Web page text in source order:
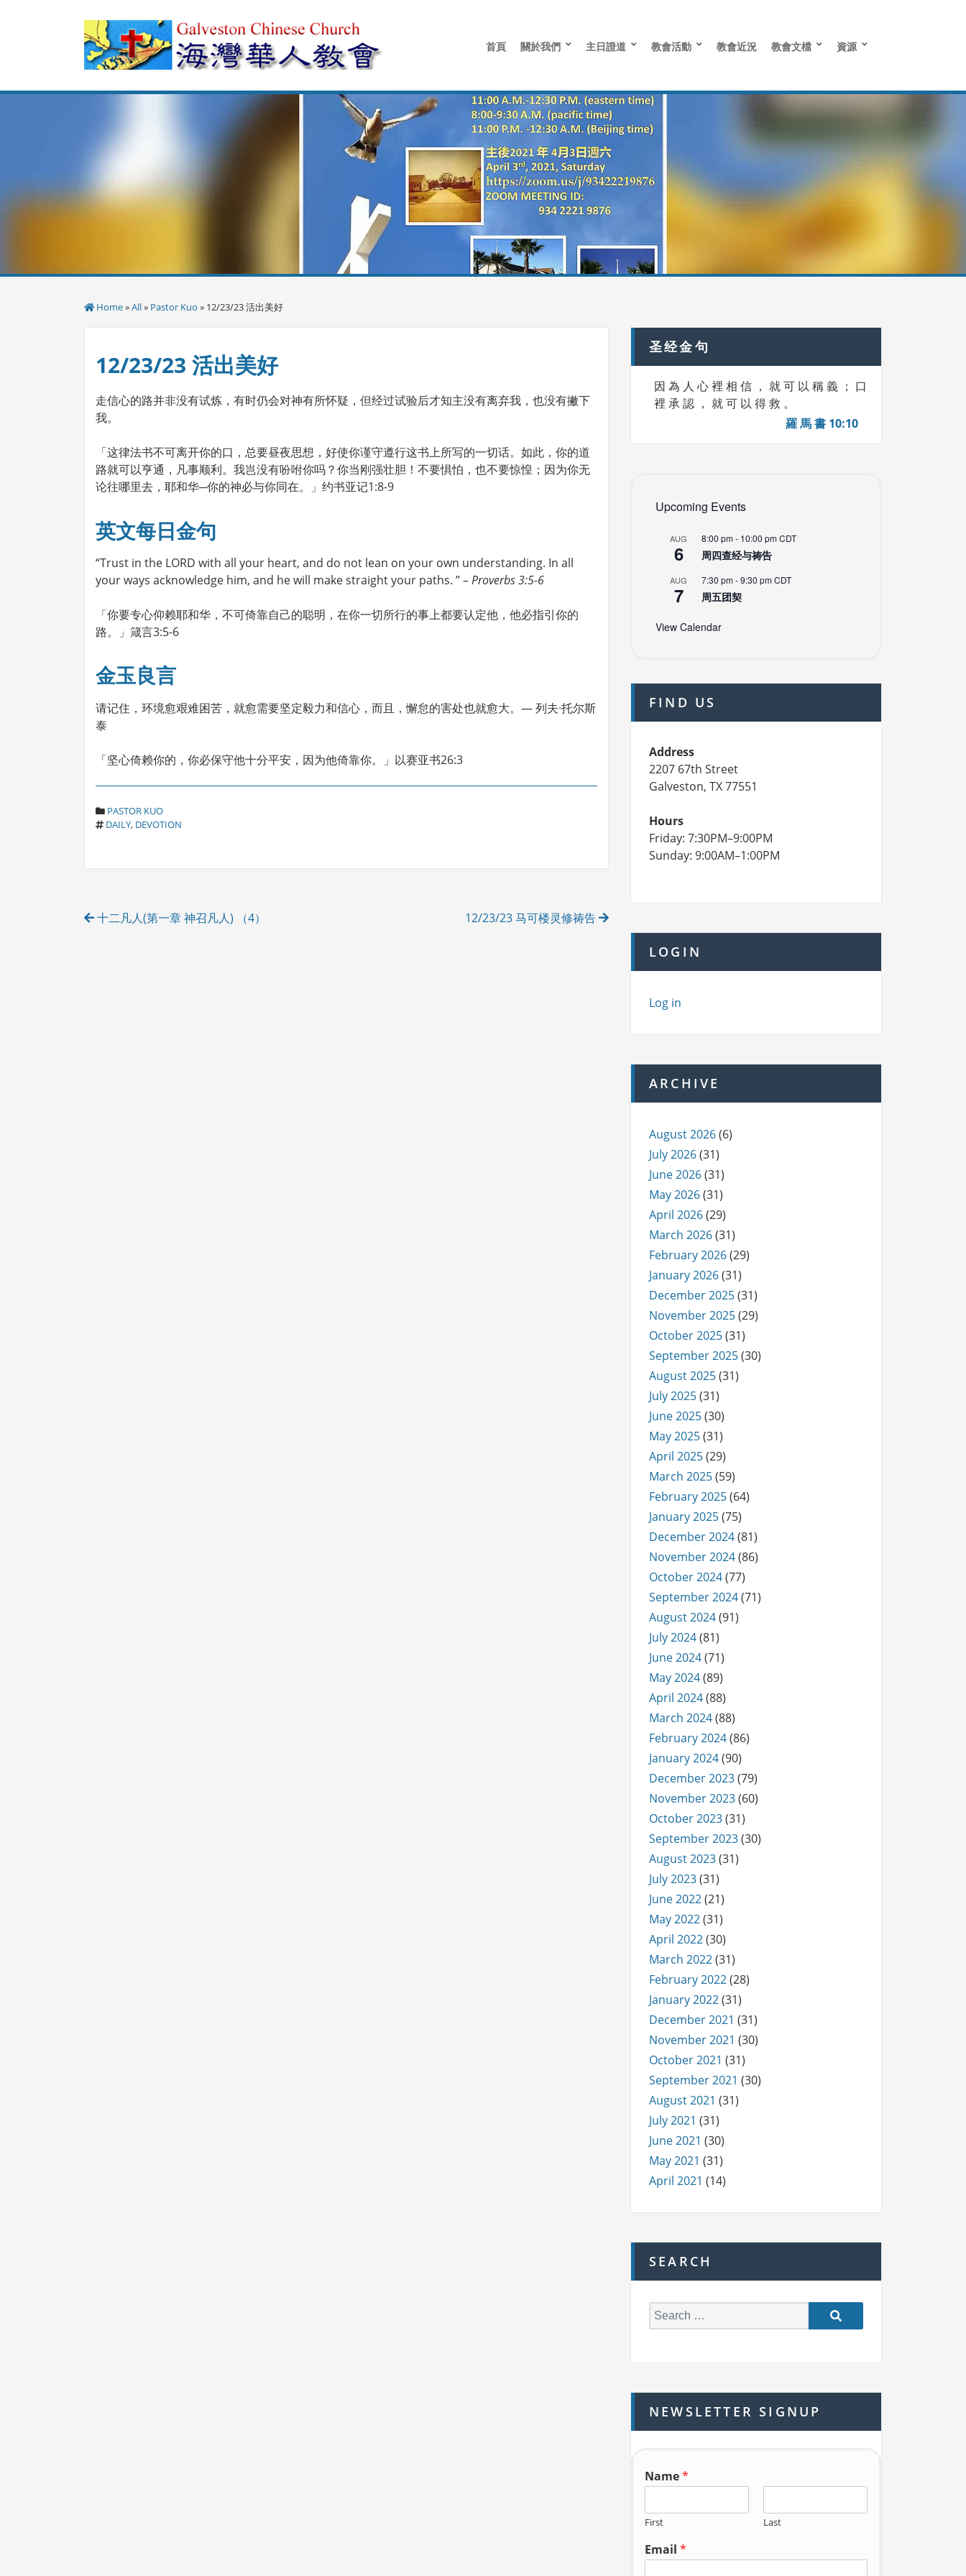
首頁 關於我們 主日證道 教會活動 教會近況 教會文檔 資源
Home»All» Pastor Kuo » 12/23/23 活出美好
12/23/23 活出美好
走信心的路并非没有试炼，有时仍会对神有所怀疑，但经过试验后才知主没有离弃我，也没有撇下
我。
「这律法书不可离开你的口，总要昼夜思想，好使你谨守遵行这书上所写的一切话。如此，你的道
路就可以亨通，凡事顺利。我岂没有吩咐你吗？你当刚强壮胆！不要惧怕，也不要惊惶；因为你无
论往哪里去，耶和华─你的神必与你同在。」约书亚记1:8-9
英文每日金句
“Trust in the LORD with all your heart, and do not lean on your own understanding. In all
your ways acknowledge him, and he will make straight your paths. ”– Proverbs 3:5-6
「你要专心仰赖耶和华，不可倚靠自己的聪明，在你一切所行的事上都要认定他，他必指引你的
路。」箴言3:5-6
金玉良言
请记住，环境愈艰难困苦，就愈需要坚定毅力和信心，而且，懈怠的害处也就愈大。— 列夫·托尔斯
泰
「坚心倚赖你的，你必保守他十分平安，因为他倚靠你。」以赛亚书26:3
C
A
E
PASTOR KUO
T
DAILY, DEVOTION
Post
十二凡人(第一章 神召凡人) （4） 12/23/23 马可楼灵修祷告
圣经金句
因 為 人 心 裡 相 信 ， 就 可 以 稱 義 ； 口
裡 承 認 ， 就 可 以 得 救 。
羅 馬 書 10:10
Upcoming Events
AUG
6
8:00 pm- 10:00 pmCDT
周四查经与祷告
AUG
7
7:30 pm-9:30 pmCDT
周五团契
View Calendar
FIND US
Address
2207 67th Street
Galveston, TX 77551
Hours
Friday: 7:30PM–9:00PM
Sunday: 9:00AM–1:00PM
LOGIN
Log in
ARCHIVE
August 2026(6)
July 2026(31)
June 2026(31)
May 2026(31)
April 2026(29)
March 2026(31)
February 2026(29)
January 2026(31)
December 2025(31)
November 2025(29)
October 2025(31)
September 2025(30)
August 2025(31)
July 2025(31)
June 2025(30)
May 2025(31)
April 2025(29)
March 2025(59)
February 2025(64)
January 2025(75)
December 2024(81)
November 2024(86)
October 2024(77)
September 2024(71)
August 2024(91)
July 2024(81)
June 2024(71)
May 2024(89)
April 2024(88)
March 2024(88)
February 2024(86)
January 2024(90)
December 2023(79)
November 2023(60)
October 2023(31)
September 2023(30)
August 2023(31)
July 2023(31)
June 2022(21)
May 2022(31)
April 2022(30)
March 2022(31)
February 2022(28)
January 2022(31)
December 2021 (31)
November 2021 (30)
October 2021 (31)
September 2021 (30)
August 2021 (31)
July 2021 (31)
June 2021 (30)
May 2021 (31)
April 2021 (14)
SEARCH
e
h
f
o
NEWSLETTER SIGNUP
Name*
First Last
Email *